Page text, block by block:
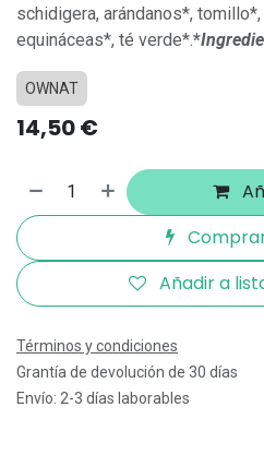
schidigera, arándanos*,
equináceas*, té verde*.*
OWNAT
14,50€
Añadir a
Términos y condiciones
Grantía de devolución de 30 días
Envío: 2-3 días laborables